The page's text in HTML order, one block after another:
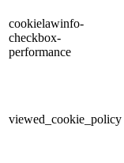
cookielawinfo-
checkbox-
performance
viewed_cookie_policy